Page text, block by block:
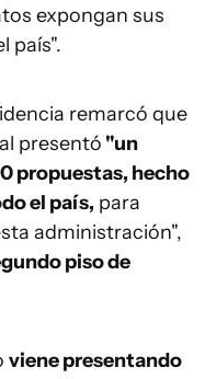
expongan sus
país".
remarcó que
presentó "un
propuestas, hecho
el país, para
administración",
piso de
viene presentando